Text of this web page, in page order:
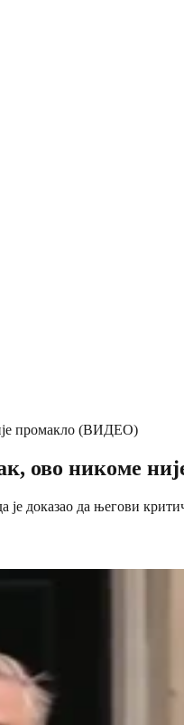
промакло (ВИДЕО)
никоме
је доказао да његови